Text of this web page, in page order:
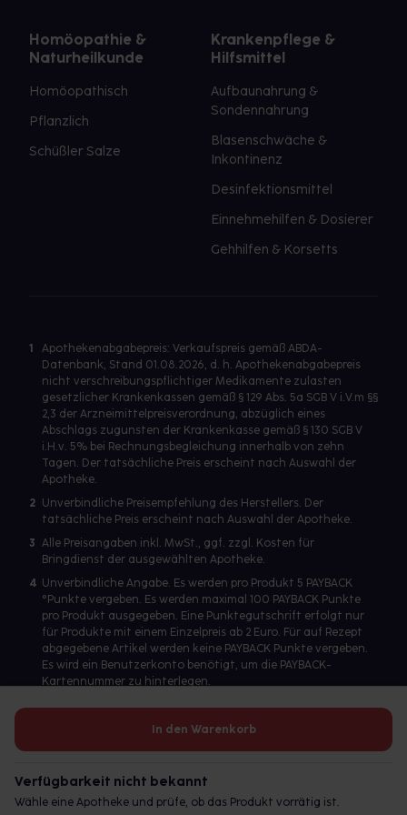
In den Warenkorb
Verfügbarkeit nicht bekannt
Wähle eine Apotheke und prüfe, ob das Produkt vorrätig ist.
Homöopathie &
Naturheilkunde
Homöopathisch
Pflanzlich
Schüßler Salze
Krankenpflege &
Hilfsmittel
Aufbaunahrung &
Sondennahrung
Blasenschwäche &
Inkontinenz
Desinfektionsmittel
Einnehmehilfen & Dosierer
Gehhilfen & Korsetts
1
Apothekenabgabepreis: Verkaufspreis gemäß ABDA-
Datenbank, Stand 01.08.2026, d. h. Apothekenabgabepreis
nicht verschreibungspflichtiger Medikamente zulasten
gesetzlicher Krankenkassen gemäß § 129 Abs. 5a SGB V i.V.m §§
2,3 der Arzneimittelpreisverordnung, abzüglich eines
Abschlags zugunsten der Krankenkasse gemäß § 130 SGB V
i.H.v. 5% bei Rechnungsbegleichung innerhalb von zehn
Tagen. Der tatsächliche Preis erscheint nach Auswahl der
Apotheke.
2 Unverbindliche Preisempfehlung des Herstellers. Der
tatsächliche Preis erscheint nach Auswahl der Apotheke.
3 Alle Preisangaben inkl. MwSt., ggf. zzgl. Kosten für
Bringdienst der ausgewählten Apotheke.
4 Unverbindliche Angabe. Es werden pro Produkt 5 PAYBACK
°Punkte vergeben. Es werden maximal 100 PAYBACK Punkte
pro Produkt ausgegeben. Eine Punktegutschrift erfolgt nur
für Produkte mit einem Einzelpreis ab 2 Euro. Für auf Rezept
abgegebene Artikel werden keine PAYBACK Punkte vergeben.
Es wird ein Benutzerkonto benötigt, um die PAYBACK-
Kartennummer zu hinterlegen.
Betreiber des Portals und verantwortlich: gesund.de GmbH &
© 2026 gesund.de GmbH & Co. KG